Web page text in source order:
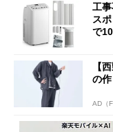
工
ス
で
【
の
AD（